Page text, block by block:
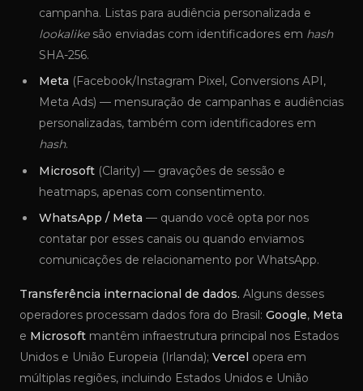
campanha. Listas para audiência personalizada e
lookalikesão enviadas com identificadores em hash
SHA-256.
Meta (Facebook/Instagram Pixel, Conversions API,
Meta Ads) — mensuração de campanhas e audiências
personalizadas, também com identificadores em
hash.
Microsoft (Clarity) — gravações de sessão e
heatmaps, apenas com consentimento.
WhatsApp / Meta — quando você opta por nos
contatar por esses canais ou quando enviamos
comunicações de relacionamento por WhatsApp.
Transferência internacional de dados. Alguns desses
operadores processam dados fora do Brasil: Google, Meta
e Microsoft mantêm infraestrutura principal nos Estados
Unidos e União Europeia (Irlanda); Vercel opera em
múltiplas regiões, incluindo Estados Unidos e União